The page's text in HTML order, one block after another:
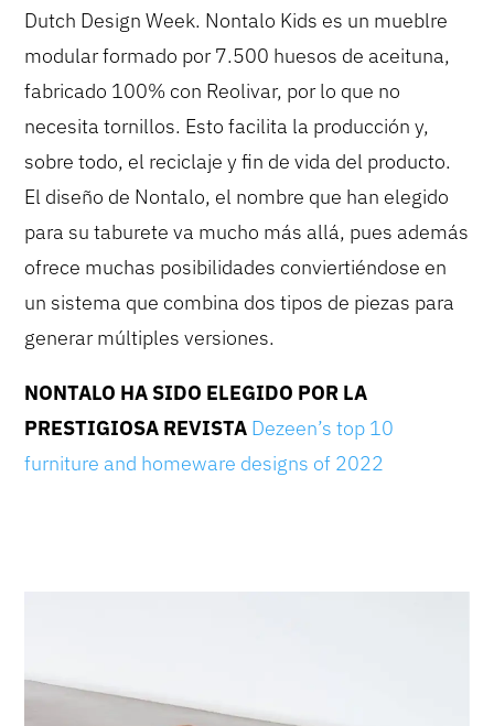
Dutch Design Week. Nontalo Kids es un mueblre
modular formado por 7.500 huesos de aceituna,
fabricado 100% con Reolivar, por lo que no
necesita tornillos. Esto facilita la producción y,
sobre todo, el reciclaje y fin de vida del producto.
El diseño de Nontalo, el nombre que han elegido
para su taburete va mucho más allá, pues además
ofrece muchas posibilidades conviertiéndose en
un sistema que combina dos tipos de piezas para
generar múltiples versiones.
NONTALO HA SIDO ELEGIDO POR LA
PRESTIGIOSA REVISTA Dezeen’s top 10
furniture and homeware designs of 2022